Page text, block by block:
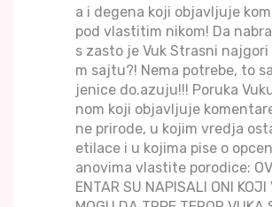
a i degena koji objavljuje
pod vlastitim nikom! Da
s zasto je Vuk Strasni najgori
m sajtu?! Nema potrebe, to
jenice do.azuju!!! Poruka
nom koji objavljuje
ne prirode, u kojim vredja
etilace i u kojima pise o
anovima vlastite porodice:
ENTAR SU NAPISALI ONI KOJI